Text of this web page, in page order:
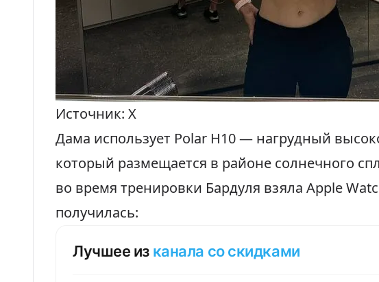
Источник: X
Дама использует Polar H10 — нагрудный
который размещается в районе солнечного
во время тренировки Бардуля взяла Apple
получилась:
Лучшее из канала со скидками